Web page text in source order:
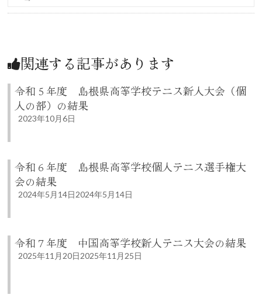
関連する記事があります
令和５年度 島根県高等学校テニス新人大会（個
人の部）の結果
2023年10月6日
令和６年度 島根県高等学校個人テニス選手権大
会の結果
2024年5月14日2024年5月14日
令和７年度 中国高等学校新人テニス大会の結果
2025年11月20日2025年11月25日